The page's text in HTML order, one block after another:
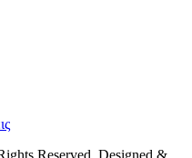
Reserved. Designed &